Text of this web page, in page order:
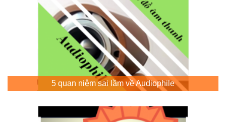
5 quan niệm sai lầm về Audiophile